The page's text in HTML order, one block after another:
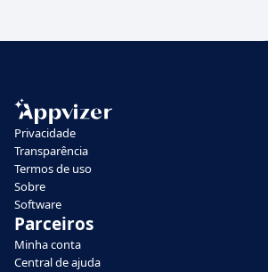
Privacidade
Transparência
Termos de uso
Sobre
Software
Parceiros
Minha conta
Central de ajuda